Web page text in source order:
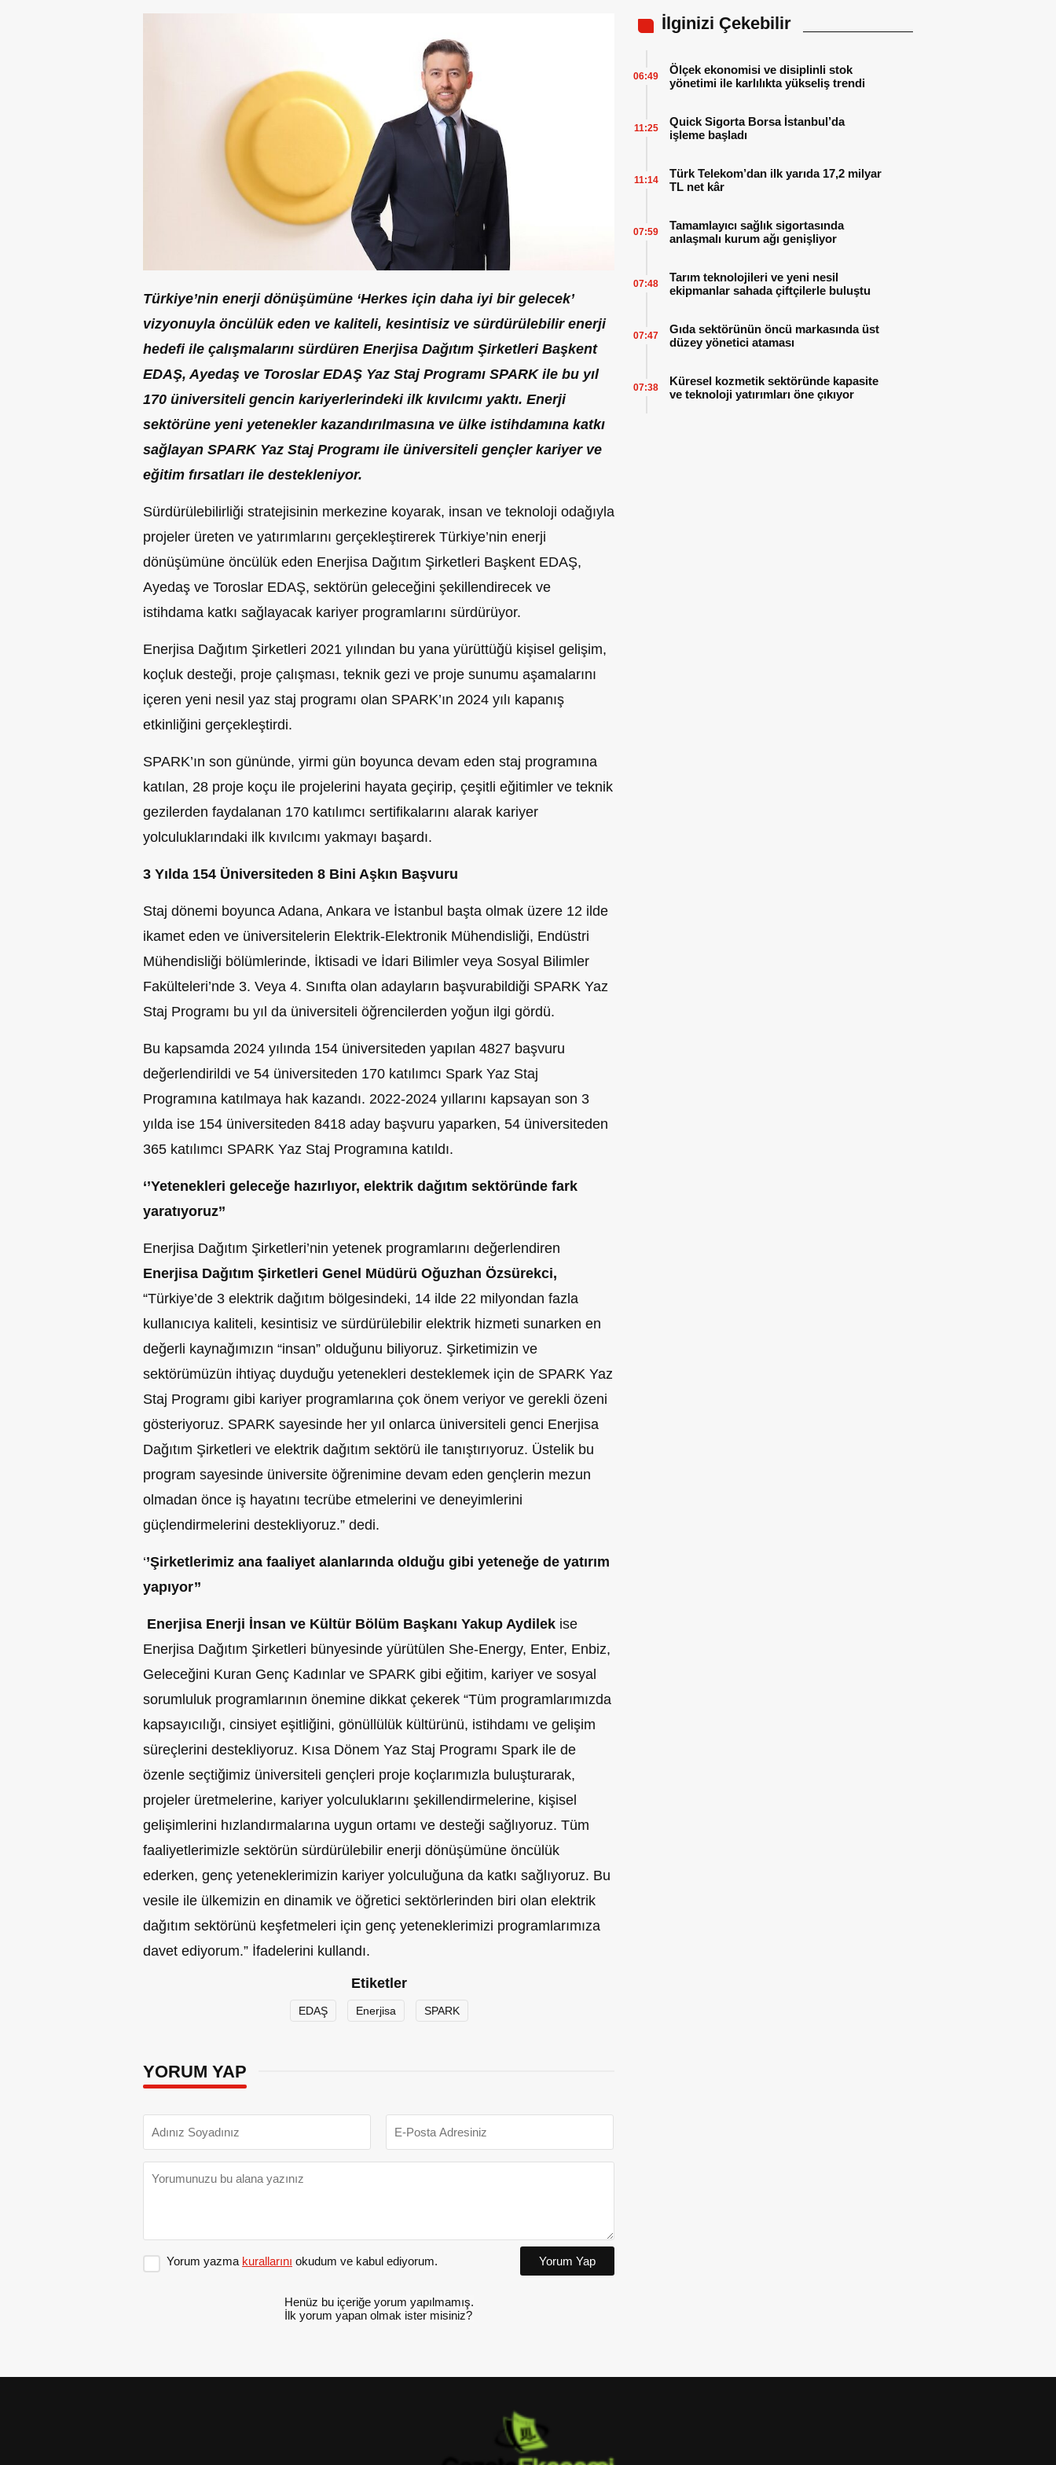
Türkiye’nin enerji dönüşümüne ‘Herkes için daha iyi bir gelecek’
vizyonuyla öncülük eden ve kaliteli, kesintisiz ve sürdürülebilir enerji
hedefi ile çalışmalarını sürdüren Enerjisa Dağıtım Şirketleri Başkent
EDAŞ, Ayedaş ve Toroslar EDAŞ Yaz Staj Programı SPARK ile bu yıl
170 üniversiteli gencin kariyerlerindeki ilk kıvılcımı yaktı. Enerji
sektörüne yeni yetenekler kazandırılmasına ve ülke istihdamına katkı
sağlayan SPARK Yaz Staj Programı ile üniversiteli gençler kariyer ve
eğitim fırsatları ile destekleniyor.
Sürdürülebilirliği stratejisinin merkezine koyarak, insan ve teknoloji odağıyla
projeler üreten ve yatırımlarını gerçekleştirerek Türkiye’nin enerji
dönüşümüne öncülük eden Enerjisa Dağıtım Şirketleri Başkent EDAŞ,
Ayedaş ve Toroslar EDAŞ, sektörün geleceğini şekillendirecek ve
istihdama katkı sağlayacak kariyer programlarını sürdürüyor.
Enerjisa Dağıtım Şirketleri 2021 yılından bu yana yürüttüğü kişisel gelişim,
koçluk desteği, proje çalışması, teknik gezi ve proje sunumu aşamalarını
içeren yeni nesil yaz staj programı olan SPARK’ın 2024 yılı kapanış
etkinliğini gerçekleştirdi.
SPARK’ın son gününde, yirmi gün boyunca devam eden staj programına
katılan, 28 proje koçu ile projelerini hayata geçirip, çeşitli eğitimler ve teknik
gezilerden faydalanan 170 katılımcı sertifikalarını alarak kariyer
yolculuklarındaki ilk kıvılcımı yakmayı başardı.
3 Yılda 154 Üniversiteden 8 Bini Aşkın Başvuru
Staj dönemi boyunca Adana, Ankara ve İstanbul başta olmak üzere 12 ilde
ikamet eden ve üniversitelerin Elektrik-Elektronik Mühendisliği, Endüstri
Mühendisliği bölümlerinde, İktisadi ve İdari Bilimler veya Sosyal Bilimler
Fakülteleri’nde 3. Veya 4. Sınıfta olan adayların başvurabildiği SPARK Yaz
Staj Programı bu yıl da üniversiteli öğrencilerden yoğun ilgi gördü.
Bu kapsamda 2024 yılında 154 üniversiteden yapılan 4827 başvuru
değerlendirildi ve 54 üniversiteden 170 katılımcı Spark Yaz Staj
Programına katılmaya hak kazandı. 2022-2024 yıllarını kapsayan son 3
yılda ise 154 üniversiteden 8418 aday başvuru yaparken, 54 üniversiteden
365 katılımcı SPARK Yaz Staj Programına katıldı.
‘’Yetenekleri geleceğe hazırlıyor, elektrik dağıtım sektöründe fark
yaratıyoruz’’
Enerjisa Dağıtım Şirketleri’nin yetenek programlarını değerlendiren
Enerjisa Dağıtım Şirketleri Genel Müdürü Oğuzhan Özsürekci,
“Türkiye’de 3 elektrik dağıtım bölgesindeki, 14 ilde 22 milyondan fazla
kullanıcıya kaliteli, kesintisiz ve sürdürülebilir elektrik hizmeti sunarken en
değerli kaynağımızın “insan” olduğunu biliyoruz. Şirketimizin ve
sektörümüzün ihtiyaç duyduğu yetenekleri desteklemek için de SPARK Yaz
Staj Programı gibi kariyer programlarına çok önem veriyor ve gerekli özeni
gösteriyoruz. SPARK sayesinde her yıl onlarca üniversiteli genci Enerjisa
Dağıtım Şirketleri ve elektrik dağıtım sektörü ile tanıştırıyoruz. Üstelik bu
program sayesinde üniversite öğrenimine devam eden gençlerin mezun
olmadan önce iş hayatını tecrübe etmelerini ve deneyimlerini
güçlendirmelerini destekliyoruz.” dedi.
‘’Şirketlerimiz ana faaliyet alanlarında olduğu gibi yeteneğe de yatırım
yapıyor’’
Enerjisa Enerji İnsan ve Kültür Bölüm Başkanı Yakup Aydilek ise
Enerjisa Dağıtım Şirketleri bünyesinde yürütülen She-Energy, Enter, Enbiz,
Geleceğini Kuran Genç Kadınlar ve SPARK gibi eğitim, kariyer ve sosyal
sorumluluk programlarının önemine dikkat çekerek “Tüm programlarımızda
kapsayıcılığı, cinsiyet eşitliğini, gönüllülük kültürünü, istihdamı ve gelişim
süreçlerini destekliyoruz. Kısa Dönem Yaz Staj Programı Spark ile de
özenle seçtiğimiz üniversiteli gençleri proje koçlarımızla buluşturarak,
projeler üretmelerine, kariyer yolculuklarını şekillendirmelerine, kişisel
gelişimlerini hızlandırmalarına uygun ortamı ve desteği sağlıyoruz. Tüm
faaliyetlerimizle sektörün sürdürülebilir enerji dönüşümüne öncülük
ederken, genç yeteneklerimizin kariyer yolculuğuna da katkı sağlıyoruz. Bu
vesile ile ülkemizin en dinamik ve öğretici sektörlerinden biri olan elektrik
dağıtım sektörünü keşfetmeleri için genç yeteneklerimizi programlarımıza
davet ediyorum.” İfadelerini kullandı.
Etiketler
EDAŞ Enerjisa SPARK
YORUM YAP
Yorum yazma kurallarını okudum ve kabul ediyorum. Yorum Yap
Henüz bu içeriğe yorum yapılmamış.
İlk yorum yapan olmak ister misiniz?
İlginizi Çekebilir
Ölçek ekonomisi ve disiplinli stok
yönetimi ile karlılıkta yükseliş trendi
06:49
Quick Sigorta Borsa İstanbul’da
işleme başladı
11:25
Türk Telekom’dan ilk yarıda 17,2 milyar
TL net kâr
11:14
Tamamlayıcı sağlık sigortasında
anlaşmalı kurum ağı genişliyor
07:59
Tarım teknolojileri ve yeni nesil
ekipmanlar sahada çiftçilerle buluştu
07:48
Gıda sektörünün öncü markasında üst
düzey yönetici ataması
07:47
Küresel kozmetik sektöründe kapasite
ve teknoloji yatırımları öne çıkıyor
07:38